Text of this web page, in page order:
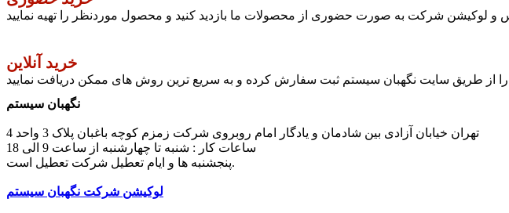
و لوکیشن شرکت به صورت حضوری از محصولات ما بازدید کنید و محصول موردنظر را تهیه نمایید
خرید آنلاین
از طریق سایت نگهبان سیستم ثبت سفارش کرده و به سریع ترین روش های ممکن دریافت نمایید
نگهبان سیستم
تهران خیابان آزادی بین شادمان و یادگار امام روبروی شرکت زمزم کوچه باغبان پلاک 3 واحد 4
پنجشنبه ها و ایام تعطیل شرکت تعطیل است.
لوکیشن شرکت نگهبان سیستم